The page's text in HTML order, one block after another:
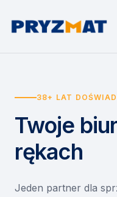
Urządzenia
Drukarki i urządzenia
Etykiety i
Skanery i obieg
Monitory interaktywne
Niszczarki
Wynajem drukarek
Wynajem urządzeń
Asystent druku
EZD RP
Misja szkoła
Serwis
O nas
38+ LAT
Twoje
rękach
Jeden partner dla